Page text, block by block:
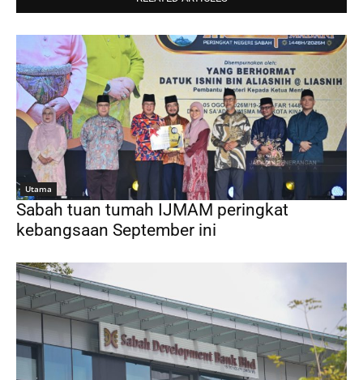
Utama
Sabah tuan tumah IJMAM peringkat
kebangsaan September ini